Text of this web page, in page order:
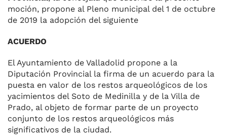
moción, propone al Pleno municipal del 1 de octubre
de 2019 la adopción del siguiente
ACUERDO
El Ayuntamiento de Valladolid propone a la
Diputación Provincial la firma de un acuerdo para la
puesta en valor de los restos arqueológicos de los
yacimientos del Soto de Medinilla y de la Villa de
Prado, al objeto de formar parte de un proyecto
conjunto de los restos arqueológicos más
significativos de la ciudad.